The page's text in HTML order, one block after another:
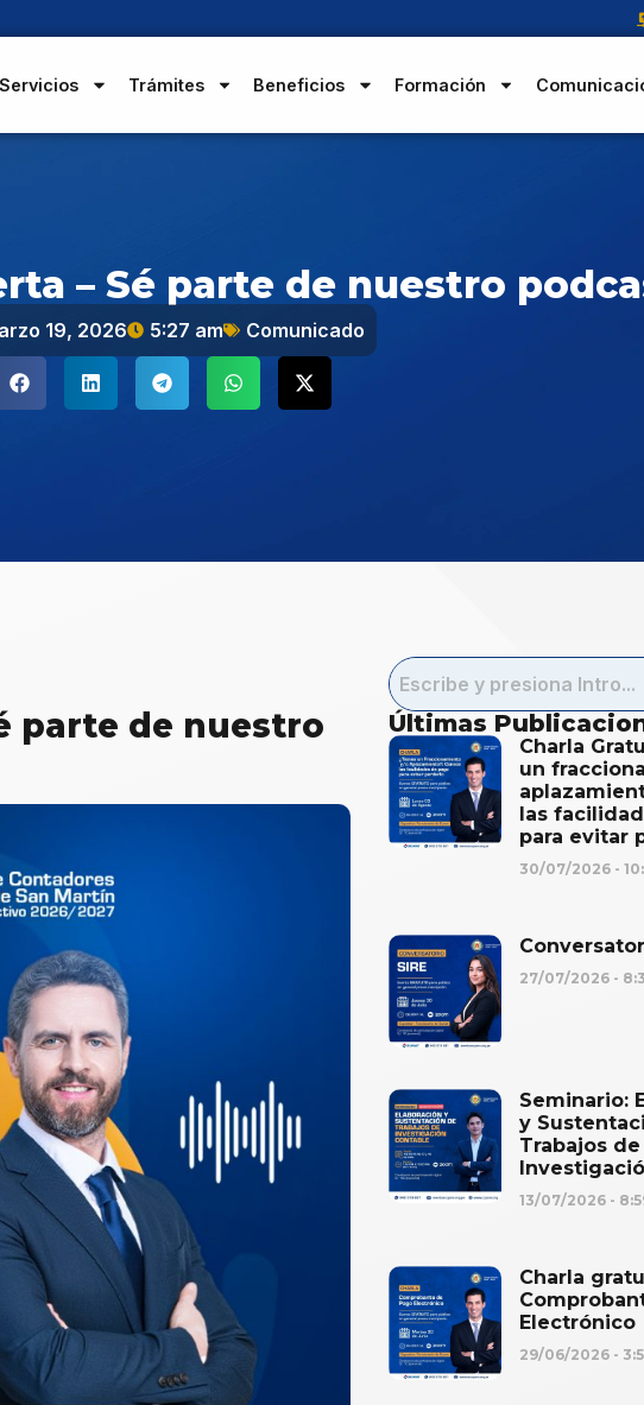
Trámites Beneficios Formación
– Sé parte de nuestro
19, 2026 5:27 am Comunicado
Últimas
Charla
un
las
para evitar
30/07/2026
27/07/2026
Seminario:
y
Trabajos de
13/07/2026
Charla
Electrónico
29/06/2026
parte de nuestro